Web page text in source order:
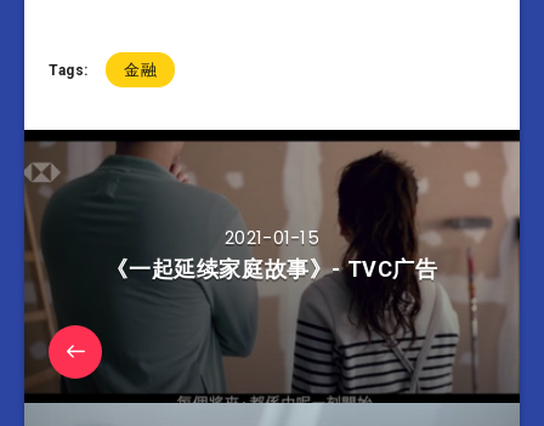
Tags: 金融
2021-01-15
《一起延续家庭故事》- TVC广告